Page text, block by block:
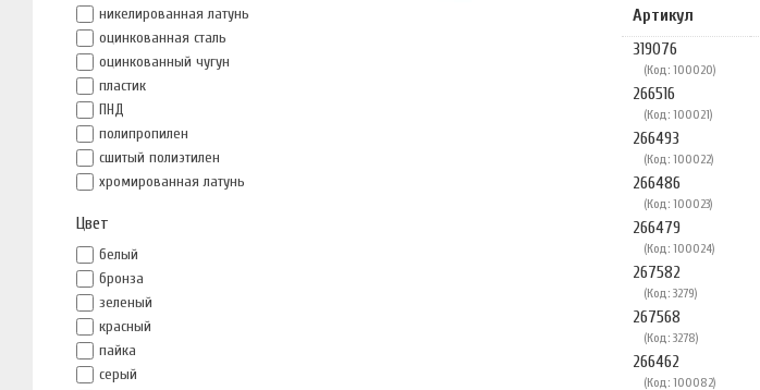
Артикул
319076
(Код: 100020)
266516
(Код: 100021)
266493
(Код: 100022)
266486
(Код: 100023)
266479
(Код: 100024)
267582
(Код: 3279)
267568
(Код: 3278)
266462
(Код: 100082)
никелированная латунь
оцинкованная сталь
оцинкованный чугун
пластик
ПНД
полипропилен
сшитый полиэтилен
хромированная латунь
Цвет
белый
бронза
зеленый
красный
пайка
серый